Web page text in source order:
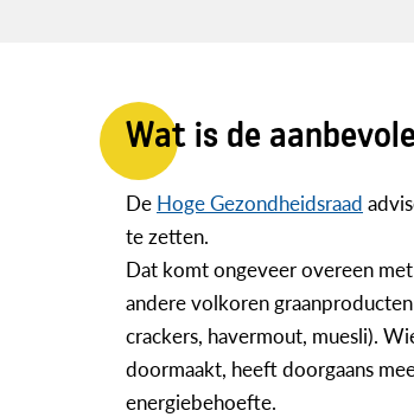
Wat is de
De Hoge Gezondheidsraad
te zetten.
Dat komt ongeveer overeen
andere volkoren
crackers, havermout, muesli).
doormaakt, heeft doorgaans
energiebehoefte.